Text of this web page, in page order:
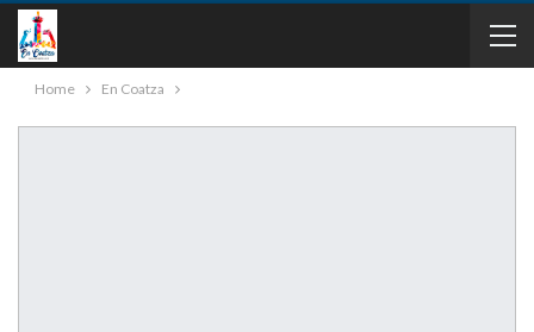
Home En Coatza